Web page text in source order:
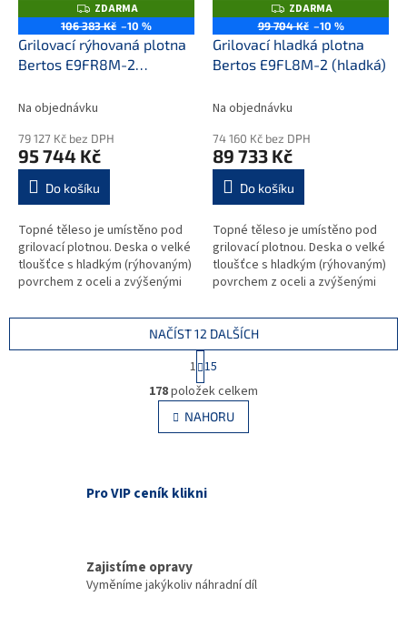
Z
D
A
R
M
A
ZDARMA
106 383 Kč –10 %
Grilovací rýhovaná plotna
Bertos E9FR8M-2
Na objednávku
79 127 Kč bez DPH
95 744 Kč
Do košíku
Topné těleso je umístěno pod
grilovací plotnou. Deska o velké
tloušťce s hladkým (rýhovaným)
povrchem z oceli a zvýšenými
provedení s otevřeným...
Z
D
A
R
M
A
ZDARMA
99 704 Kč –10 %
Grilovací hladká plotna
Bertos E9FL8M-2 (hladká)
Na objednávku
74 160 Kč bez DPH
89 733 Kč
Do košíku
Topné těleso je umístěno pod
grilovací plotnou. Deska o velké
tloušťce s hladkým (rýhovaným)
povrchem z oceli a zvýšenými
provedení s otevřeným...
O
v
l
á
c
í
y
NAČÍST 12 DALŠÍCH
t
r
á
n
k
n
1 15
178položek celkem
NAHORU
Pro VIP ceník klikni
Zajistíme opravy
Vyměníme jakýkoliv náhradní díl